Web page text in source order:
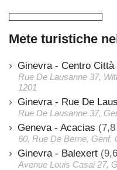
Mete turistiche
Ginevra - Centro Città
Rue De Lausanne 37,
1201
Ginevra - Rue De
Rue De Lausanne 37,
Geneva - Acacias
60, Rue De Berne, Genf,
Ginevra - Balexert
Avenue Louis Casai 27,